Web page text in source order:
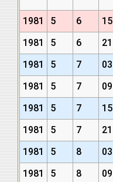
1981 5 6 15
1981
5 6 21
1981
5 7 03
1981
5 7 09
1981
5 7 15
1981
5 7 21
1981
5 8 03
1981
5 8 09